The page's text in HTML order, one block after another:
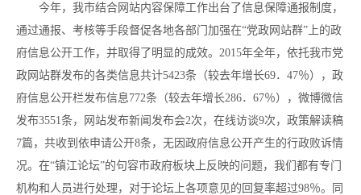
今年，我市结合网站内容保障工作出台了信息保障通报制度，
通过通报、考核等手段督促各地各部门加强在“党政网站群”上的政
府信息公开工作，并取得了明显的成效。2015年全年，依托我市党
政网站群发布的各类信息共计5423条（较去年增长69．47％），政
府信息公开栏发布信息772条（较去年增长286．67％），微博微信
发布3551条，网站发布新闻发布会2次，在线访谈9次，政策解读稿
7篇，共收到依申请公开8条，无因政府信息公开产生的行政败诉情
况。在“镇江论坛”的句容市政府板块上反映的问题，我们都有专门
机构和人员进行处理，对于论坛上各项意见的回复率超过98％。同